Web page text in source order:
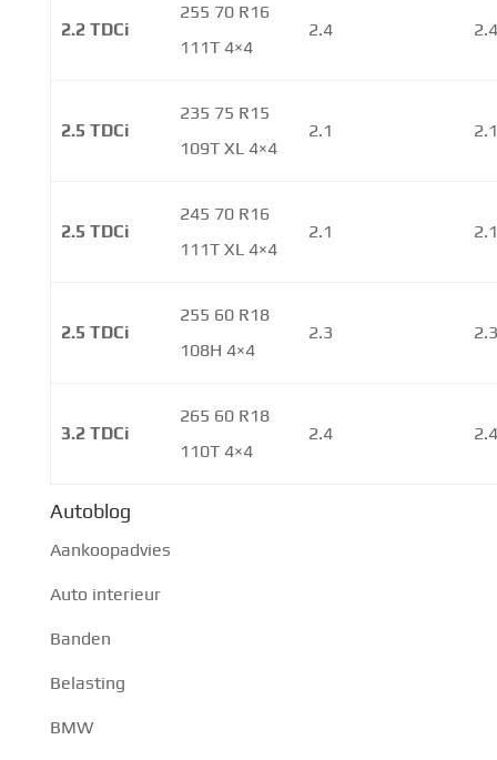
2.2 TDCi
255 70 R16
111T 4×4
2.4
2.5 TDCi
235 75 R15
109T XL 4×4
2.1
2.5 TDCi
245 70 R16
111T XL 4×4
2.1
2.5 TDCi
255 60 R18
108H 4×4
2.3
3.2 TDCi
265 60 R18
110T 4×4
2.4
Autoblog
Aankoopadvies
Auto interieur
Banden
Belasting
BMW